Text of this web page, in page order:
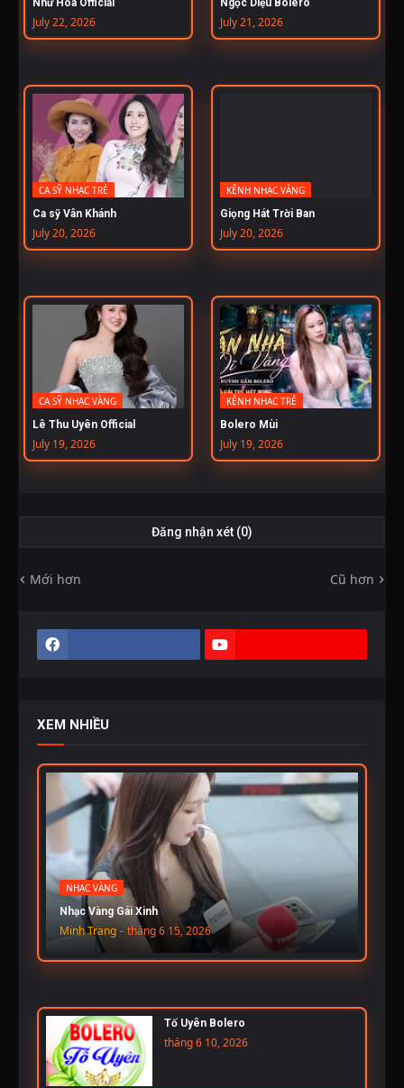
Như Hoa Official
July 22, 2026
Ngọc Diệu Bolero
July 21, 2026
CA SỸ NHẠC TRẺ
Ca sỹ Vân Khánh
July 20, 2026
KÊNH NHẠC VÀNG
Giọng Hát Trời Ban
July 20, 2026
CA SỸ NHẠC VÀNG
Lê Thu Uyên Official
July 19, 2026
KÊNH NHẠC TRẺ
Bolero Mùi
July 19, 2026
Đăng nhận xét (0)
Mới hơn Cũ hơn
XEM NHIỀU
NHẠC VÀNG
Nhạc Vàng Gái Xinh
Minh Trang - tháng 6 15, 2026
Tố Uyên Bolero
tháng 6 10, 2026